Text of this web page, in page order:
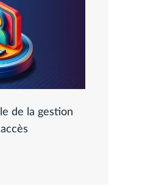
de la gestion